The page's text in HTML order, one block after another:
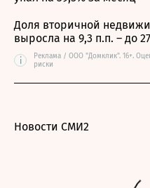
Доля вторичной
выросла на 9,3 п.п. – до
i
Реклама / ООО "Домклик". 16+.
риски
Новости СМИ2